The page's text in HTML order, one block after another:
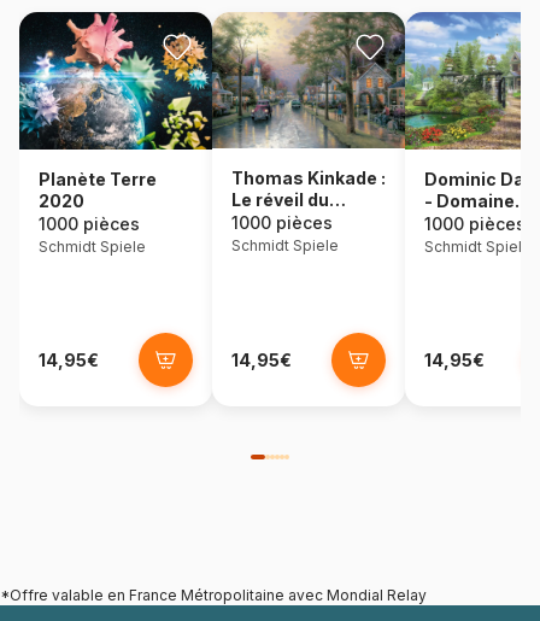
Planète Terre
2020
1000 pièces
Schmidt Spiele
14,95€
Thomas Kinkade :
Le réveil du
village
1000 pièces
Schmidt Spiele
14,95€
Dominic
- Domaine
idyllique
1000 pièces
Schmidt Spiele
14,95€
*Offre valable en France Métropolitaine avec Mondial Relay